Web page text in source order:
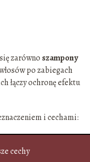
zarówno szampony
po zabiegach
łączy ochronę efektu
i cechami:
cechy